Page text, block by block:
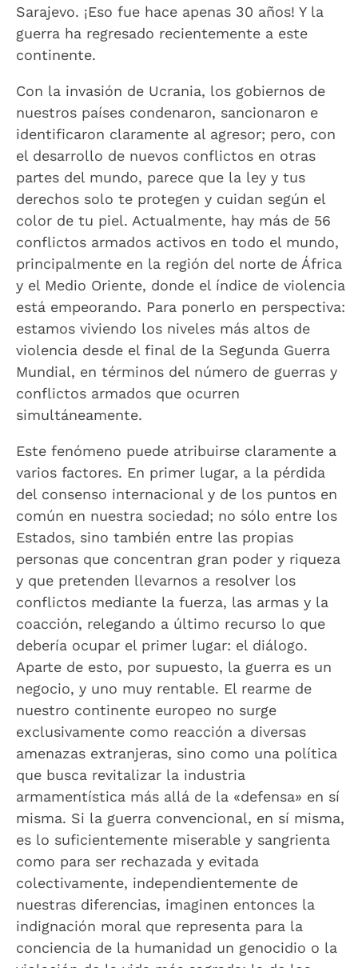
Sarajevo. ¡Eso fue hace apenas 30 años! Y la
guerra ha regresado recientemente a este
continente.
Con la invasión de Ucrania, los gobiernos de
nuestros países condenaron, sancionaron e
identificaron claramente al agresor; pero, con
el desarrollo de nuevos conflictos en otras
partes del mundo, parece que la ley y tus
derechos solo te protegen y cuidan según el
color de tu piel. Actualmente, hay más de 56
conflictos armados activos en todo el mundo,
principalmente en la región del norte de África
y el Medio Oriente, donde el índice de violencia
está empeorando. Para ponerlo en perspectiva:
estamos viviendo los niveles más altos de
violencia desde el final de la Segunda Guerra
Mundial, en términos del número de guerras y
conflictos armados que ocurren
simultáneamente.
Este fenómeno puede atribuirse claramente a
varios factores. En primer lugar, a la pérdida
del consenso internacional y de los puntos en
común en nuestra sociedad; no sólo entre los
Estados, sino también entre las propias
personas que concentran gran poder y riqueza
y que pretenden llevarnos a resolver los
conflictos mediante la fuerza, las armas y la
coacción, relegando a último recurso lo que
debería ocupar el primer lugar: el diálogo.
Aparte de esto, por supuesto, la guerra es un
negocio, y uno muy rentable. El rearme de
nuestro continente europeo no surge
exclusivamente como reacción a diversas
amenazas extranjeras, sino como una política
que busca revitalizar la industria
armamentística más allá de la «defensa» en sí
misma. Si la guerra convencional, en sí misma,
es lo suficientemente miserable y sangrienta
como para ser rechazada y evitada
colectivamente, independientemente de
nuestras diferencias, imaginen entonces la
indignación moral que representa para la
conciencia de la humanidad un genocidio o la